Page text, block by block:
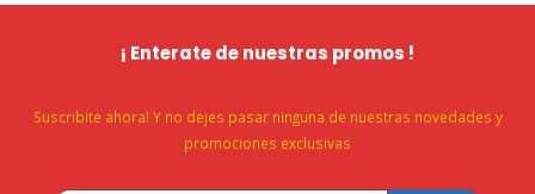
¡ Enterate de nuestras promos !
Suscribite ahora! Y no dejes pasar ninguna de nuestras novedades y
promociones exclusivas